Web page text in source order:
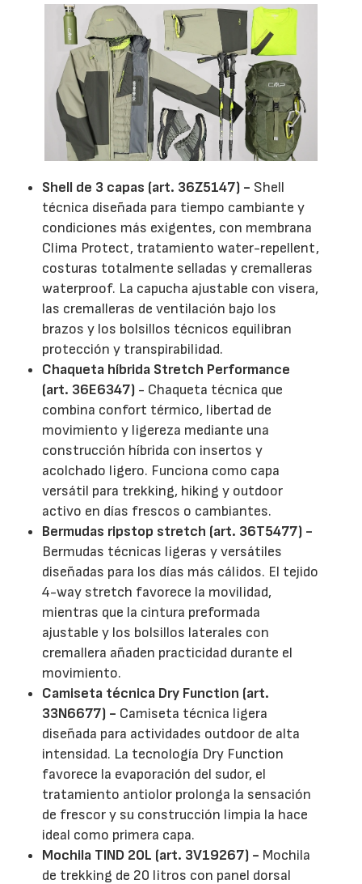
Shell de 3 capas (art. 36Z5147) - Shell
técnica diseñada para tiempo cambiante y
condiciones más exigentes, con membrana
Clima Protect, tratamiento water-repellent,
costuras totalmente selladas y cremalleras
waterproof. La capucha ajustable con visera,
las cremalleras de ventilación bajo los
brazos y los bolsillos técnicos equilibran
protección y transpirabilidad.
Chaqueta híbrida Stretch Performance
(art. 36E6347) - Chaqueta técnica que
combina confort térmico, libertad de
movimiento y ligereza mediante una
construcción híbrida con insertos y
acolchado ligero. Funciona como capa
versátil para trekking, hiking y outdoor
activo en días frescos o cambiantes.
Bermudas ripstop stretch (art. 36T5477) -
Bermudas técnicas ligeras y versátiles
diseñadas para los días más cálidos. El tejido
4-way stretch favorece la movilidad,
mientras que la cintura preformada
ajustable y los bolsillos laterales con
cremallera añaden practicidad durante el
movimiento.
Camiseta técnica Dry Function (art.
33N6677) - Camiseta técnica ligera
diseñada para actividades outdoor de alta
intensidad. La tecnología Dry Function
favorece la evaporación del sudor, el
tratamiento antiolor prolonga la sensación
de frescor y su construcción limpia la hace
ideal como primera capa.
Mochila TIND 20L (art. 3V19267) - Mochila
de trekking de 20 litros con panel dorsal